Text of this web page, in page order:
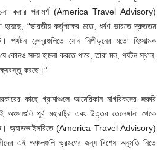
করার পরামর্শ (America Travel Advisory)
হয়েছে, “ভারতীয় কর্তৃপক্ষের মতে, ধর্ষণ ভারতে দ্রুততম
পর্যটন কেন্দ্রগুলিতে যৌন নিপীড়নের মতো হিংসাত্মক
যে কোনও সময় হামলা করতে পারে, তারা মল, পর্যটন স্থান,
করছে।”
কাছে গ্রামাঞ্চলে আমেরিকান নাগরিকদের জরুরি
পূর্ব মহারাষ্ট্র এবং উত্তর তেলেঙ্গানা থেকে
অ্যাডভাইসরিতে (America Travel Advisory)
এই অঞ্চলগুলি ভ্রমণের জন্য বিশেষ অনুমতি নিতে